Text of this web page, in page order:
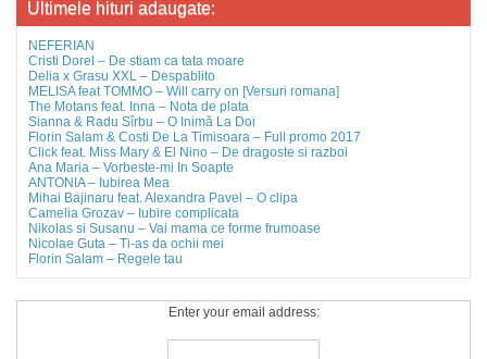
Ultimele hituri adaugate:
NEFERIAN
Cristi Dorel – De stiam ca tata moare
Delia x Grasu XXL – Despablito
MELISA feat TOMMO – Will carry on [Versuri romana]
The Motans feat. Inna – Nota de plata
Sianna & Radu Sîrbu – O Inimă La Doi
Florin Salam & Costi De La Timisoara – Full promo 2017
Click feat. Miss Mary & El Nino – De dragoste si razboi
Ana Maria – Vorbeste-mi In Soapte
ANTONIA – Iubirea Mea
Mihai Bajinaru feat. Alexandra Pavel – O clipa
Camelia Grozav – Iubire complicata
Nikolas si Susanu – Vai mama ce forme frumoase
Nicolae Guta – Ti-as da ochii mei
Florin Salam – Regele tau
Enter your email address: